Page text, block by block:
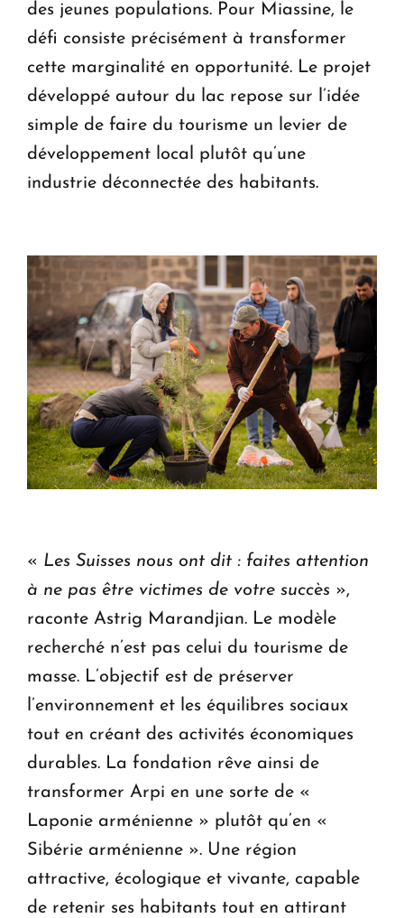
des jeunes populations. Pour Miassine, le
défi consiste précisément à transformer
cette marginalité en opportunité. Le projet
développé autour du lac repose sur l’idée
simple de faire du tourisme un levier de
développement local plutôt qu’une
industrie déconnectée des habitants.
« Les Suisses nous ont dit : faites attention
à ne pas être victimes de votre succès »,
raconte Astrig Marandjian. Le modèle
recherché n’est pas celui du tourisme de
masse. L’objectif est de préserver
l’environnement et les équilibres sociaux
tout en créant des activités économiques
durables. La fondation rêve ainsi de
transformer Arpi en une sorte de «
Laponie arménienne » plutôt qu’en «
Sibérie arménienne ». Une région
attractive, écologique et vivante, capable
de retenir ses habitants tout en attirant